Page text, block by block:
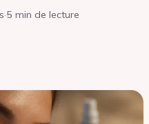
·5 min de lecture